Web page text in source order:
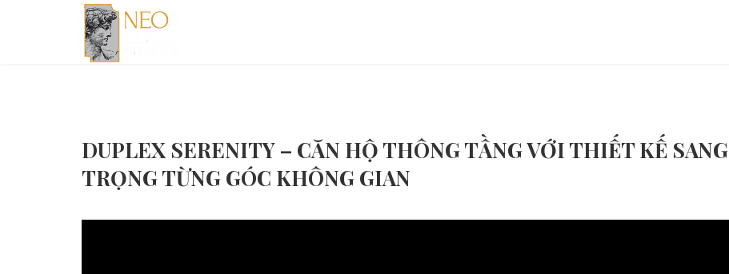
DUPLEX SERENITY – CĂN HỘ THÔNG TẦNG VỚI THIẾT KẾ SANG
TRỌNG TỪNG GÓC KHÔNG GIAN